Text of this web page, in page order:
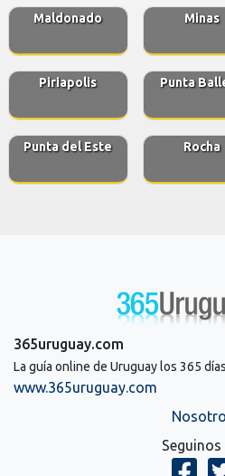
Maldonado Minas
Piriapolis Punta
Punta del Este Rocha
365uruguay.com
La guía online de Uruguay los 365
www.365uruguay.com
Seguinos